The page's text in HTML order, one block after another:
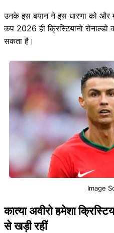
उनके इस बयान ने इस धारणा को और
कप 2026 ही क्रिस्टियानो रोनाल्डो
सकता है।
Image
कात्या अवीरो हमेशा
से खड़ी रहीं